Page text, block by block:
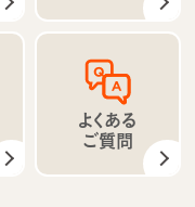
よくある
ご質問